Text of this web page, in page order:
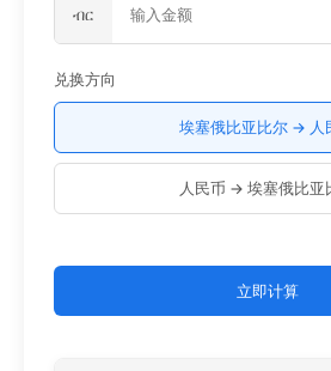
ብር
兑换方向
埃塞俄比亚比尔 → 人
人民币 → 埃塞俄比亚
立即计算